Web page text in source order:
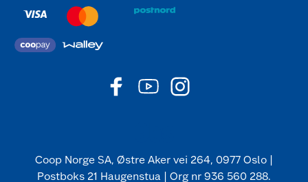
Coop Norge SA, Østre Aker vei 264, 0977 Oslo |
Postboks 21 Haugenstua | Org nr 936 560 288.